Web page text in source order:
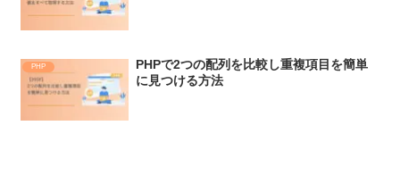
PHP
PHPで2つの配列を比較し重複項目を簡単
に見つける方法